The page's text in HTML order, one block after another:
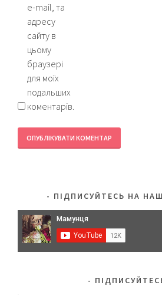
e-mail, та
адресу
сайту в
цьому
браузері
для моїх
подальших
коментарів.
ПІДПИСУЙТЕСЬ НА НАШ